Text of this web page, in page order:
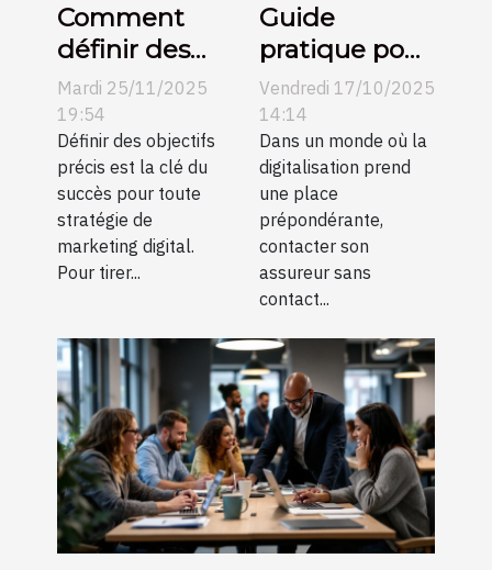
Comment
définir des
objectifs
SMART pour
votre
marketing
digital ?
Mardi 25/11/2025
19:54
Définir des objectifs
précis est la clé du
succès pour toute
stratégie de
marketing digital.
Pour tirer...
Guide
pratique pour
joindre votre
assureur sans
contact
direct
Vendredi 17/10/2025
14:14
Dans un monde où la
digitalisation prend
une place
prépondérante,
contacter son
assureur sans
contact...